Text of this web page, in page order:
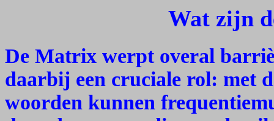
Wat zijn
De Matrix werpt overal
daarbij een cruciale rol: met
woorden kunnen